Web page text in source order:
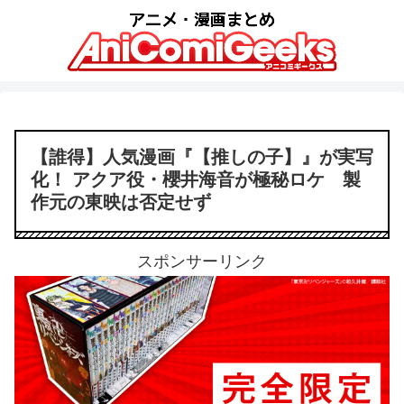
【誰得】人気漫画『【推しの子】』が実写
化！ アクア役・櫻井海音が極秘ロケ 製
作元の東映は否定せず
スポンサーリンク